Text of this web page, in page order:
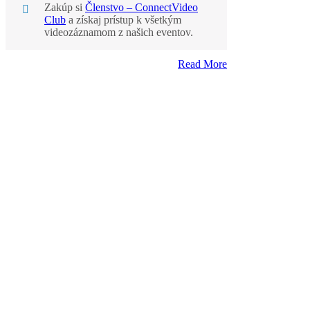
Zakúp si Členstvo – ConnectVideo
Club a získaj prístup k všetkým
videozáznamom z našich eventov.
Read More